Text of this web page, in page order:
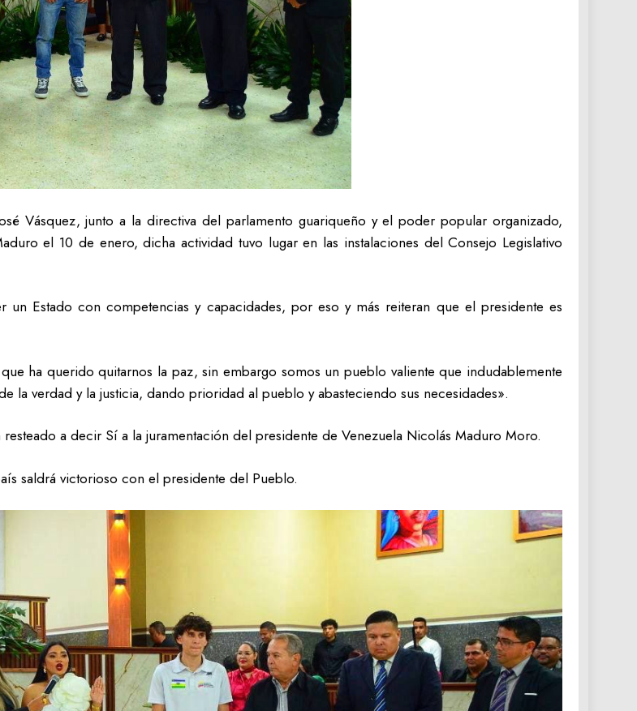
Vásquez, junto a la directiva del parlamento guariqueño y el poder popular organizado,
el 10 de enero, dicha actividad tuvo lugar en las instalaciones del Consejo Legislativo
Estado con competencias y capacidades, por eso y más reiteran que el presidente es
ha querido quitarnos la paz, sin embargo somos un pueblo valiente que indudablemente
la verdad y la justicia, dando prioridad al pueblo y abasteciendo sus necesidades».
a decir Sí a la juramentación del presidente de Venezuela Nicolás Maduro Moro.
saldrá victorioso con el presidente del Pueblo.